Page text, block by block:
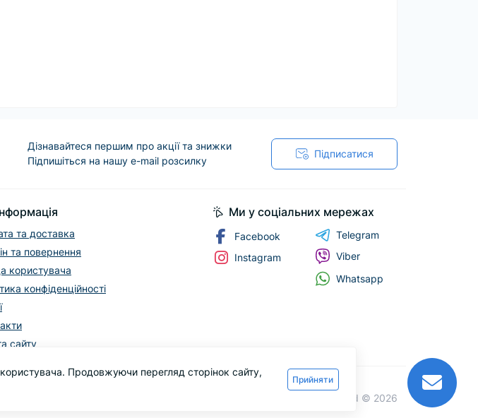
Дізнавайтеся першим про акції та знижки
Підпишіться на нашу e-mail розсилку
Підписатися
та доставка
та повернення
користувача
конфіденційності
сайту
Ми у соціальних мережах
Facebook
Instagram
Telegram
Viber
Whatsapp
Lfood © 2026
Продовжуючи перегляд сторінок сайту,
Прийняти